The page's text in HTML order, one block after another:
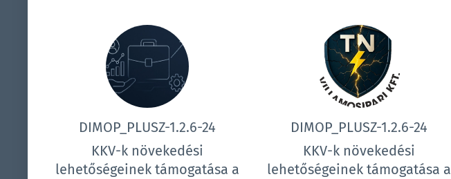
DIMOP_PLUSZ-1.2.6-24
KKV-k növekedési
lehetőségeinek támogatása a
DIMOP_PLUSZ-1.2.6-24
KKV-k növekedési
lehetőségeinek támogatása a